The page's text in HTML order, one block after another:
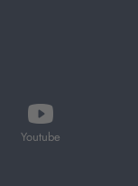
Youtube
öffnet
in